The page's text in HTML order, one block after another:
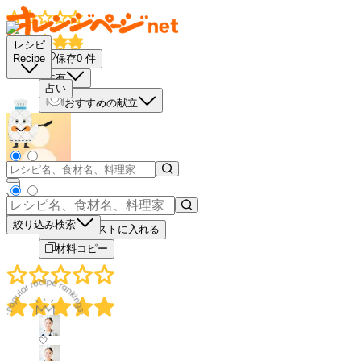
レシピ
Recipe
占い
絞り込み検索
保存0 件
共有
おすすめの献立
－
＋
買い物リストに入れる
材料コピー